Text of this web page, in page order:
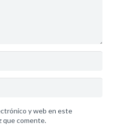
y web en este
que comente.